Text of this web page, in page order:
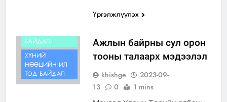
Үргэлжлүүлэх
БАЙДАЛ
ХҮНИЙ
НӨӨЦИЙН ИЛ
ТОД БАЙДАЛ
Ажлын байрны сул орон
тооны талаарх мэдээлэл
khishge
2023-09-
13
0 1 mins